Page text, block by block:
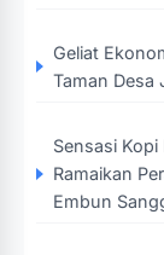
Geliat
Taman Desa
Sensasi
Ramaikan
Embun